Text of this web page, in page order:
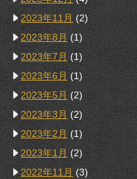
2023年11月 (2)
2023年8月 (1)
2023年7月 (1)
2023年6月 (1)
2023年5月 (2)
2023年3月 (2)
2023年2月 (1)
2023年1月 (2)
2022年11月 (3)